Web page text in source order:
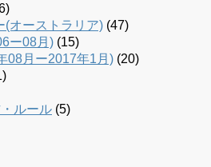
(オーストラリア) (47)
ー08月) (15)
08月ー2017年1月) (20)
ルール (5)